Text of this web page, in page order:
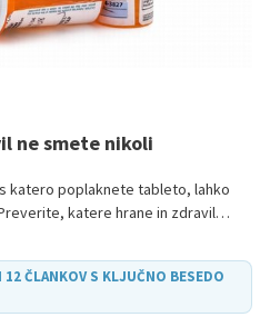
ne smete nikoli
katero poplaknete tableto, lahko
katere hrane in zdravil
ČLANKOV S KLJUČNO BESEDO